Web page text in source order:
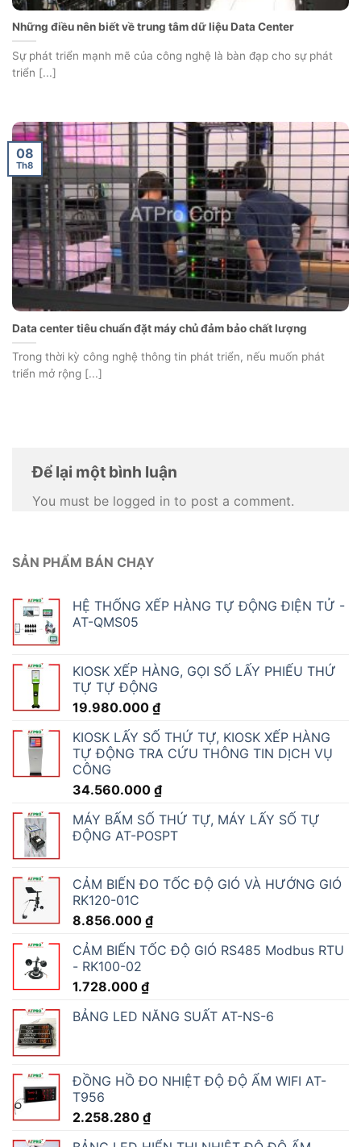
Những điều nên biết về trung tâm dữ liệu Data Center
Sự phát triển mạnh mẽ của công nghệ là bàn đạp cho sự phát
triển [...]
Data center tiêu chuẩn đặt máy chủ đảm bảo chất lượng
Trong thời kỳ công nghệ thông tin phát triển, nếu muốn phát
triển mở rộng [...]
08
Th8
Để lại một bình luận
You must be logged in to post a comment.
SẢN PHẨM BÁN CHẠY
HỆ THỐNG XẾP HÀNG TỰ ĐỘNG ĐIỆN TỬ -
AT-QMS05
KIOSK XẾP HÀNG, GỌI SỐ LẤY PHIẾU THỨ
TỰ TỰ ĐỘNG
19.980.000 ₫
KIOSK LẤY SỐ THỨ TỰ, KIOSK XẾP HÀNG
TỰ ĐỘNG TRA CỨU THÔNG TIN DỊCH VỤ
CÔNG
34.560.000 ₫
MÁY BẤM SỐ THỨ TỰ, MÁY LẤY SỐ TỰ
ĐỘNG AT-POSPT
CẢM BIẾN ĐO TỐC ĐỘ GIÓ VÀ HƯỚNG GIÓ
RK120-01C
8.856.000 ₫
CẢM BIẾN TỐC ĐỘ GIÓ RS485 Modbus RTU
- RK100-02
1.728.000 ₫
BẢNG LED NĂNG SUẤT AT-NS-6
ĐỒNG HỒ ĐO NHIỆT ĐỘ ĐỘ ẨM WIFI AT-
T956
2.258.280 ₫